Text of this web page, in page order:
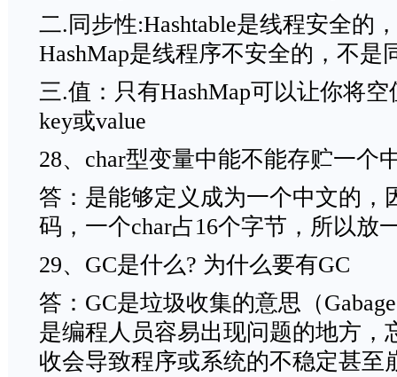
二.同步性:Hashtable是线程安全的
HashMap是线程序不安全的，不是
三.值：只有HashMap可以让你将
key或value
28、char型变量中能不能存贮一个
答：是能够定义成为一个中文的，
码，一个char占16个字节，所以放
29、GC是什么? 为什么要有GC
答：GC是垃圾收集的意思（
是编程人员容易出现问题的地方，
收会导致程序或系统的不稳定甚至